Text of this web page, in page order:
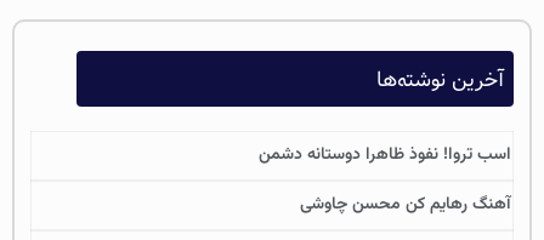
آخرین نوشته‌ها
اسب تروا! نفوذ ظاهرا دوستانه دشمن
آهنگ رهایم کن محسن چاوشی